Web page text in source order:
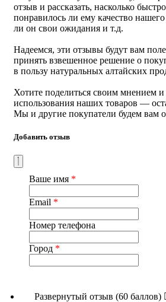
Страна производства: Россия
отзыв и рассказать, насколько
понравилось ли ему качество
ли он свои ожидания и т.д.
Надеемся, эти отзывы будут вам
принять взвешенное решение о
в пользу натуральных алтайских
Хотите поделиться своим мнением
использования наших товаров —
Мы и другие покупатели будем вам
Добавить отзыв
Ваше имя *
Email *
Номер телефона
Город *
Развернутый отзыв (60 баллов)